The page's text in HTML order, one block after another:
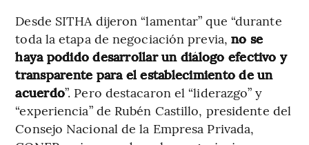
Desde SITHA dijeron “lamentar” que “durante
toda la etapa de negociación previa,no se
haya podido desarrollar un diálogo efectivo y
transparente para el establecimiento de un
acuerdo”. Pero destacaron el “liderazgo” y
“experiencia” de Rubén Castillo, presidente del
Consejo Nacional de la Empresa Privada,